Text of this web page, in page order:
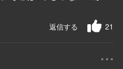
21
返信する
...